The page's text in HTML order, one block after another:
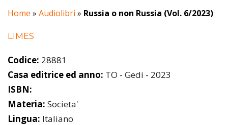
Home » Audiolibri » Russia o non Russia (Vol. 6/2023)
LIMES
Codice: 28881
Casa editrice ed anno: TO - Gedi - 2023
ISBN:
Materia: Societa'
Lingua: Italiano